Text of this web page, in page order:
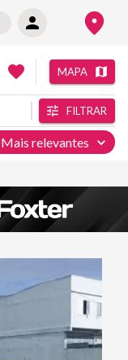
MAPA
FILTRAR
Mais relevantes